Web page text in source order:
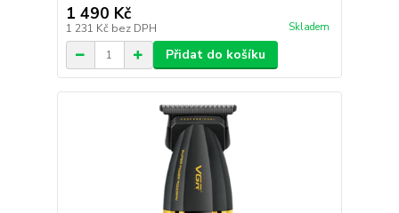
1 490 Kč
1 231 Kč bez DPH Skladem
Přidat do košíku